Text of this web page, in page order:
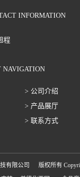
INFORMATION
程
NAVIGATION
> 公司介绍
> 产品展厅
> 联系方式
有限公司 版权所有